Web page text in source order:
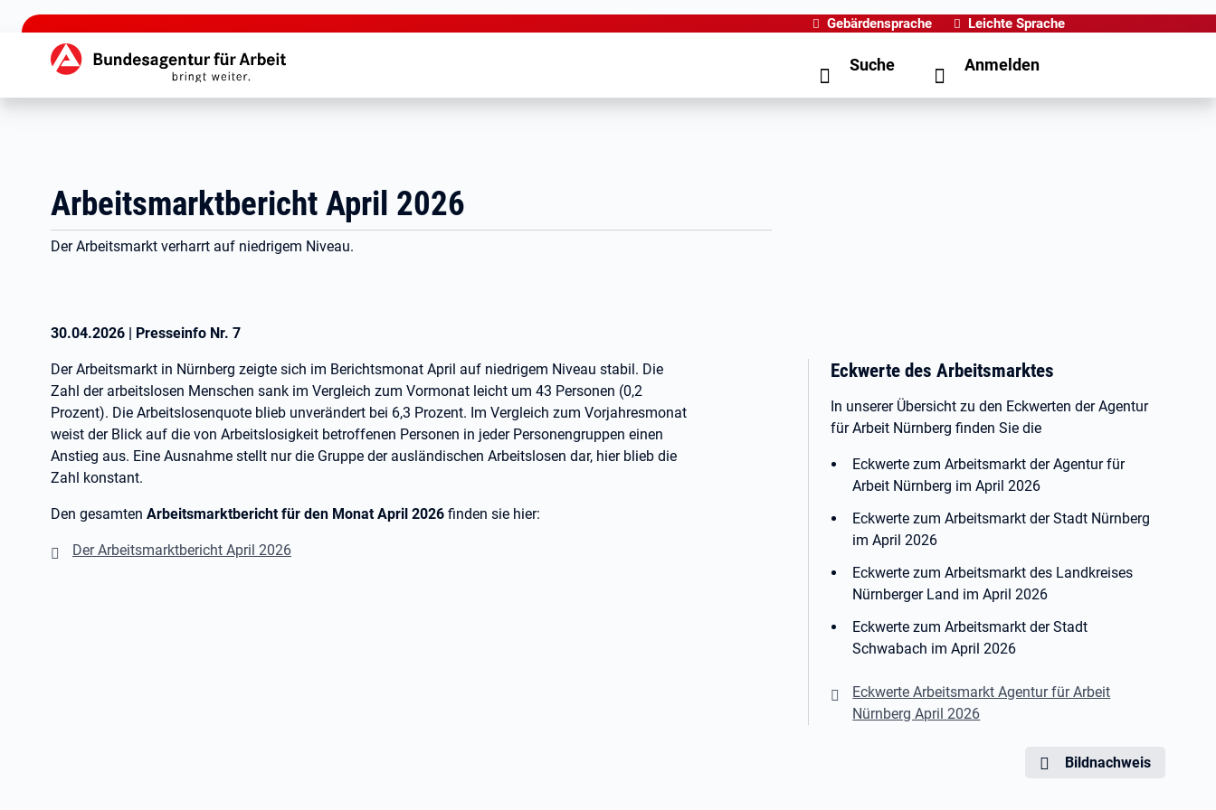
zu den Hauptinhalten springen
Gebärdensprache Leichte Sprache
Hauptnavigation Suche Anmelden
Arbeitsmarktbericht April 2026
Der Arbeitsmarkt verharrt auf niedrigem Niveau.
30.04.2026 | Presseinfo Nr. 7
Der Arbeitsmarkt in Nürnberg zeigte sich im Berichtsmonat April auf niedrigem Niveau stabil. Die
Zahl der arbeitslosen Menschen sank im Vergleich zum Vormonat leicht um 43 Personen (0,2
Prozent). Die Arbeitslosenquote blieb unverändert bei 6,3 Prozent. Im Vergleich zum Vorjahresmonat
weist der Blick auf die von Arbeitslosigkeit betroffenen Personen in jeder Personengruppen einen
Anstieg aus. Eine Ausnahme stellt nur die Gruppe der ausländischen Arbeitslosen dar, hier blieb die
Zahl konstant.
Den gesamten Arbeitsmarktbericht für den Monat April 2026 finden sie hier:
Der Arbeitsmarktbericht April 2026
Eckwerte des Arbeitsmarktes
In unserer Übersicht zu den Eckwerten der Agentur
für Arbeit Nürnberg finden Sie die
Eckwerte zum Arbeitsmarkt der Agentur für
Arbeit Nürnberg im April 2026
Eckwerte zum Arbeitsmarkt der Stadt Nürnberg
im April 2026
Eckwerte zum Arbeitsmarkt des Landkreises
Nürnberger Land im April 2026
Eckwerte zum Arbeitsmarkt der Stadt
Schwabach im April 2026
Eckwerte Arbeitsmarkt Agentur für Arbeit
Nürnberg April 2026
Bildnachweis